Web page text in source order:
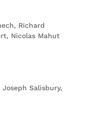
Richard
Nicolas Mahut
Salisbury,